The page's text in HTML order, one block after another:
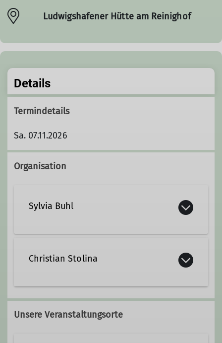
Ludwigshafener Hütte am Reinighof
Details
Termindetails
Sa. 07.11.2026
Organisation
Sylvia Buhl
Qualifikationen
Trainer*in C Bergsteigen
Christian Stolina
christian.stolina@dav-lu.de
Unsere Veranstaltungsorte